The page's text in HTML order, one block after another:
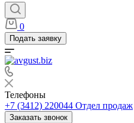
0
Подать заявку
Телефоны
+7 (3412) 220044 Отдел продаж
Заказать звонок